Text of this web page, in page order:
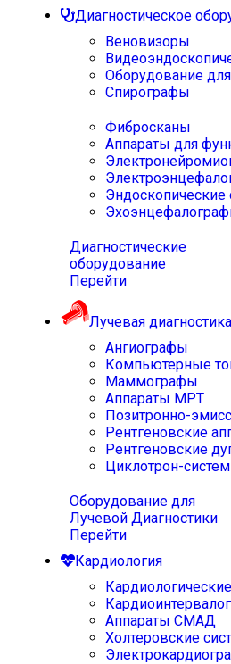
Диагностическое
Веновизоры
Оборудование
Спирографы
Фибросканы
Аппараты для
Эндоскопические
Диагностические
оборудование
Перейти
Лучевая диагностика
Ангиографы
Компьютерные
Маммографы
Аппараты МРТ
Позитронно-
Рентгеновские
Рентгеновские
Циклотрон-
Оборудование для
Лучевой Диагностики
Перейти
Кардиология
Аппараты СМАД
Холтеровские